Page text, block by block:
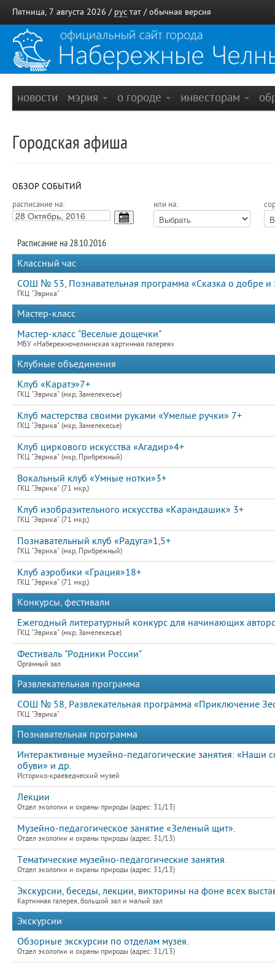
Пятница, 7 августа 2026 / рус тат / обычная версия
новости мэрия о городе инвесторам
Городская афиша
ОБЗОР СОБЫТИЙ
расписание на: или на:
Расписание на 28.10.2016
Классный час
СОШ № 53, Познавательная программа «Сказка о добре и
ГКЦ "Эврика"
Мастер-класс
Мастер-класс "Веселые дощечки"
МБУ «Набережночелнинская картинная галерея»
Клубные объединения
Клуб «Каратэ»7+
ГКЦ "Эврика" (мкр, Замелекесье)
Клуб мастерства своими руками «Умелые ручки» 7+
ГКЦ "Эврика" (мкр, Замелекесье)
Клуб циркового искусства «Агадир»4+
ГКЦ "Эврика" (мкр, Прибрежный)
Вокальный клуб «Умные нотки»3+
ГКЦ "Эврика" (71 мкр,)
Клуб изобразительного искусства «Карандашик» 3+
ГКЦ "Эврика" (71 мкр,)
Познавательный клуб «Радуга»1,5+
ГКЦ "Эврика" (мкр, Прибрежный)
Клуб аэробики «Грация»18+
ГКЦ "Эврика" (71 мкр,)
Конкурсы, фестивали
Ежегодный литературный конкурс для начинающих
ГКЦ "Эврика" (мкр, Замелекесье)
Фестиваль "Родники России"
Органный зал
Развлекательная программа
СОШ № 58, Развлекательная программа «Приключение
ГКЦ "Эврика"
Познавательная программа
Интерактивные музейно-педагогические занятия: «Наши
обуви» и др.
Историко-краеведческий музей
Лекции
Отдел экологии и охраны природы (адрес: 31/13)
Музейно-педагогическое занятие «Зеленый щит».
Отдел экологии и охраны природы (адрес: 31/13)
Тематические музейно-педагогические занятия.
Отдел экологии и охраны природы (адрес: 31/13)
Экскурсии, беседы, лекции, викторины на фоне всех
Картинная галерея, большой зал и малый зал
Экскурсии
Обзорные экскурсии по отделам музея.
Отдел экологии и охраны природы (адрес: 31/13)